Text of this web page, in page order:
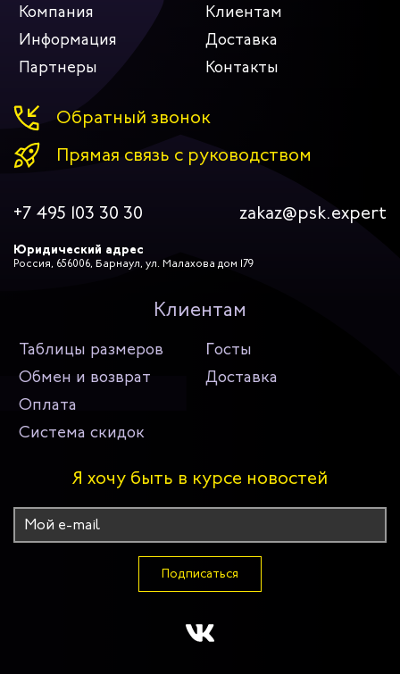
Компания
Клиентам
Информация
Доставка
Партнеры
Контакты
Обратный звонок
Прямая связь с руководством
+7 495 103 30 30 zakaz@psk.expert
Юридический адрес
Россия, 656006, Барнаул, ул. Малахова дом 179
Клиентам
Таблицы размеров
Госты
Обмен и возврат
Доставка
Оплата
Система скидок
Я хочу быть в курсе новостей
Подписаться